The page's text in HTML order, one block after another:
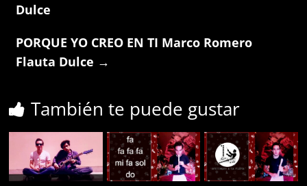
Dulce
PORQUE YO CREO EN TI Marco Romero
Flauta Dulce →
También te puede gustar